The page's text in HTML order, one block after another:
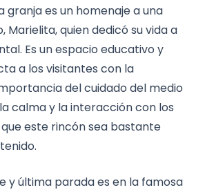
granja es un homenaje a una
Marielita, quien dedicó su vida a
Es un espacio educativo y
a los visitantes con la
del cuidado del medio
calma y la interacción con los
este rincón sea bastante
y última parada es en la famosa